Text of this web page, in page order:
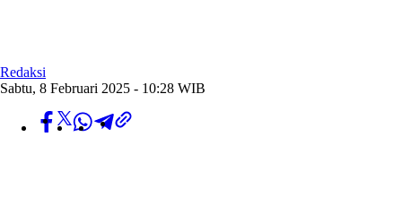
Redaksi
Sabtu, 8 Februari 2025 - 10:28 WIB